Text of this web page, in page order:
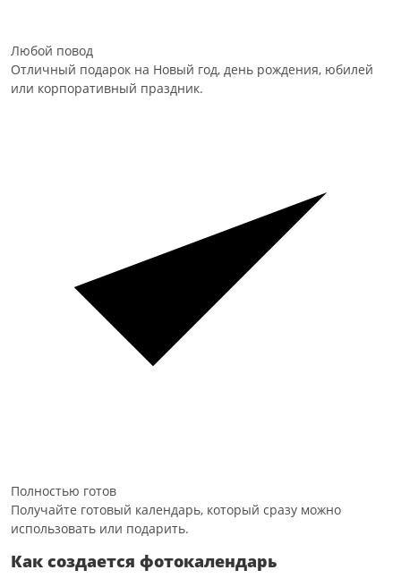
Любой повод
Отличный подарок на Новый год, день рождения, юбилей
или корпоративный праздник.
Полностью готов
Получайте готовый календарь, который сразу можно
использовать или подарить.
Как создается фотокалендарь